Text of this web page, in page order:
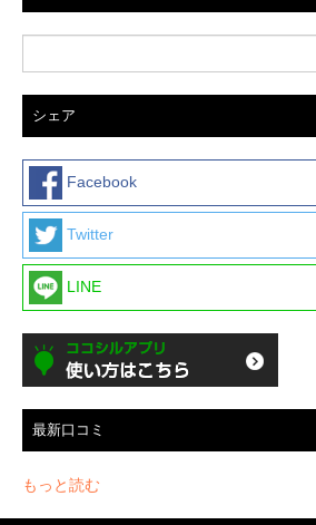
シェア
Facebook
Twitter
LINE
最新口コミ
もっと読む